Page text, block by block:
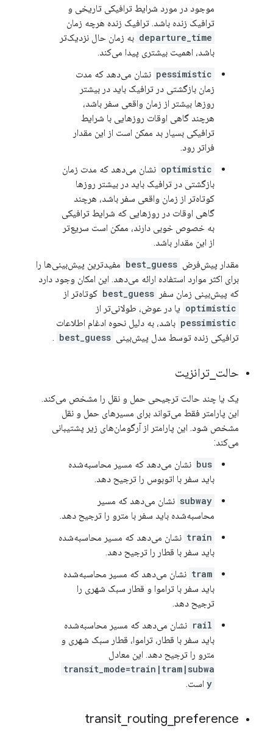
موجود در مورد شرایط ترافیکی تاریخی و
ترافیک زنده باشد. ترافیک زنده هرچه زمان
departure_time به زمان حال نزدیک‌تر
باشد، اهمیت بیشتری پیدا می‌کند.
pessimistic نشان می‌دهد که مدت
زمان بازگشتی در ترافیک باید در بیشتر
روزها بیشتر از زمان واقعی سفر باشد،
هرچند گاهی اوقات روزهایی با شرایط
ترافیکی بسیار بد ممکن است از این مقدار
فراتر رود.
optimistic نشان می‌دهد که مدت زمان
بازگشتی در ترافیک باید در بیشتر روزها
کوتاه‌تر از زمان واقعی سفر باشد، هرچند
گاهی اوقات در روزهایی که شرایط ترافیکی
به خصوص خوبی دارند، ممکن است سریع‌تر
از این مقدار باشد.
مقدار پیش‌فرض best_guess مفیدترین پیش‌بینی‌ها را
برای اکثر موارد استفاده ارائه می‌دهد. این امکان وجود دارد
که پیش‌بینی زمان سفر best_guess کوتاه‌تر از
optimistic یا در عوض، طولانی‌تر از
pessimistic باشد، به دلیل نحوه ادغام اطلاعات
ترافیکی زنده توسط مدل پیش‌بینی best_guess
.
حالت ترانزیت
یک یا چند حالت ترجیحی حمل و نقل را مشخص می‌کند.
این پارامتر فقط می‌تواند برای مسیرهای حمل و نقل
مشخص شود. این پارامتر از آرگومان‌های زیر پشتیبانی
می‌کند:
bus نشان می‌دهد که مسیر محاسبه‌شده
باید سفر با اتوبوس را ترجیح دهد.
subway نشان می‌دهد که مسیر
محاسبه‌شده باید سفر با مترو را ترجیح دهد.
train نشان می‌دهد که مسیر محاسبه‌شده
باید سفر با قطار را ترجیح دهد.
tram نشان می‌دهد که مسیر محاسبه‌شده
باید سفر با تراموا و قطار سبک شهری را
ترجیح دهد.
rail نشان می‌دهد که مسیر محاسبه‌شده
باید سفر با قطار، تراموا، قطار سبک شهری و
مترو را ترجیح دهد. این معادل
transit_mode=train|tram|subwa
y است.
transit routing preference